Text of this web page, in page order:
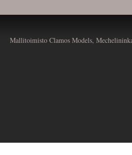
Mallitoimisto Clamos Models,